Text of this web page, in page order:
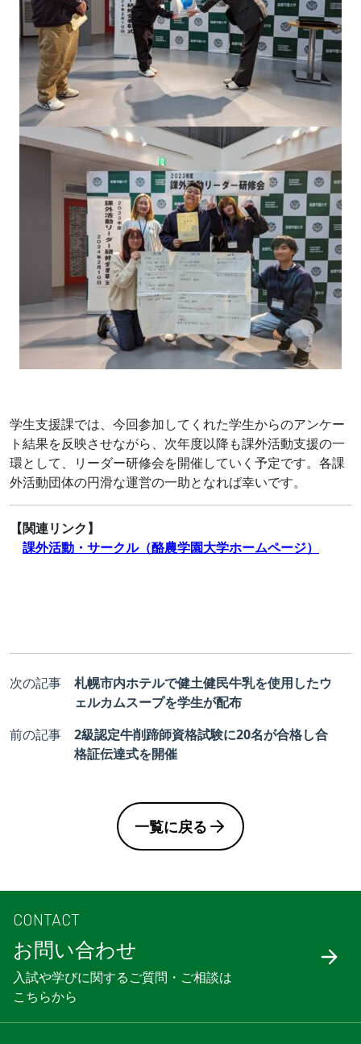
学生支援課では、今回参加してくれた学生からのアンケー
ト結果を反映させながら、次年度以降も課外活動支援の一
環として、リーダー研修会を開催していく予定です。各課
外活動団体の円滑な運営の一助となれば幸いです。
【関連リンク】
課外活動・サークル（酪農学園大学ホームページ）
次の記事
札幌市内ホテルで健土健民牛乳を使用したウ
ェルカムスープを学生が配布
前の記事
2級認定牛削蹄師資格試験に20名が合格し合
格証伝達式を開催
一覧に戻る
CONTACT
お問い合わせ
入試や学びに関するご質問・ご相談は
こちらから